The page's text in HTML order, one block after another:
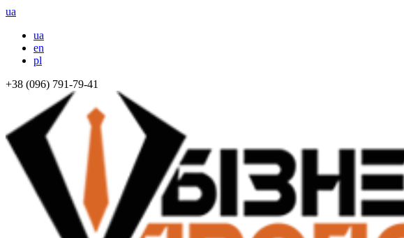
ua
ua
en
pl
+38 (096) 791-79-41